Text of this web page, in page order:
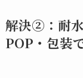
解決②：耐
POP・包装